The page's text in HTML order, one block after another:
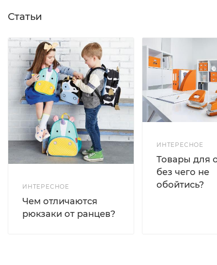
Статьи
ИНТЕРЕСНОЕ
Чем отличаются
рюкзаки от ранцев?
ИНТЕРЕСНОЕ
Товары для
без чего не
обойтись?